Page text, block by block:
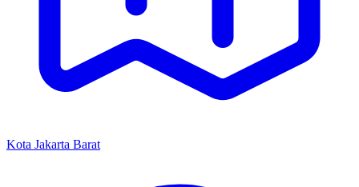
Kota Jakarta Barat